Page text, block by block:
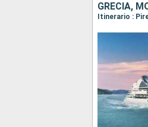
GRECIA,
Itinerario :